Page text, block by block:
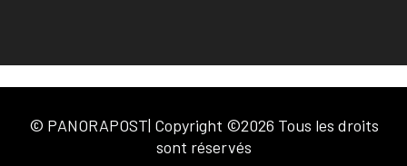
© PANORAPOST| Copyright ©2026 Tous les droits
sont réservés